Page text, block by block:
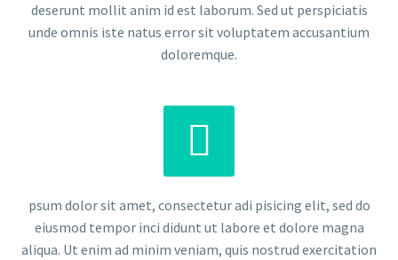
deserunt mollit anim id est laborum. Sed ut perspiciatis
unde omnis iste natus error sit voluptatem accusantium
doloremque.


psum dolor sit amet, consectetur adi pisicing elit, sed do
eiusmod tempor inci didunt ut labore et dolore magna
aliqua. Ut enim ad minim veniam, quis nostrud exercitation